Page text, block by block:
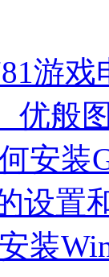
游
优般
安装
设置
装